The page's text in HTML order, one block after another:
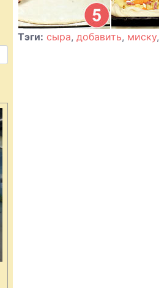
Тэги: сыра, добавить, миску,